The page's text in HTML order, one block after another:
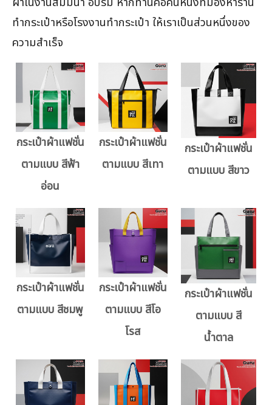
ทำกระเป๋าหรือโรงงานทำกระเป๋า ให้เราเป็นส่วนหนึ่งของ
ความสำเร็จ
กระเป๋าผ้าแฟชั่น
ตามแบบ สีฟ้า
อ่อน
กระเป๋าผ้าแฟชั่น
ตามแบบ สีเทา
กระเป๋าผ้าแฟชั่น
ตามแบบ สีขาว
กระเป๋าผ้าแฟชั่น
ตามแบบ สีชมพู
กระเป๋าผ้าแฟชั่น
ตามแบบ สีโอ
โรส
กระเป๋าผ้าแฟชั่น
ตามแบบ สี
น้ำตาล